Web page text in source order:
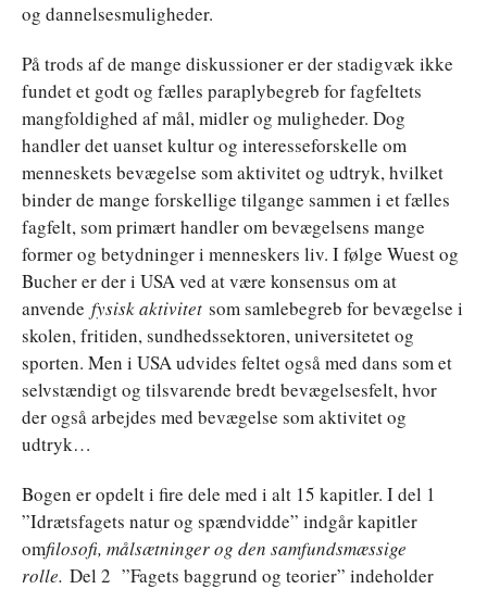
og dannelsesmuligheder.
På trods af de mange diskussioner er der stadigvæk ikke
fundet et godt og fælles paraplybegreb for fagfeltets
mangfoldighed af mål, midler og muligheder. Dog
handler det uanset kultur og interesseforskelle om
menneskets bevægelse som aktivitet og udtryk, hvilket
binder de mange forskellige tilgange sammen i et fælles
fagfelt, som primært handler om bevægelsens mange
former og betydninger i menneskers liv. I følge Wuest og
Bucher er der i USA ved at være konsensus om at
anvende fysisk aktivitet som samlebegreb for bevægelse i
skolen, fritiden, sundhedssektoren, universitetet og
sporten. Men i USA udvides feltet også med dans som et
selvstændigt og tilsvarende bredt bevægelsesfelt, hvor
der også arbejdes med bevægelse som aktivitet og
udtryk…
Bogen er opdelt i fire dele med i alt 15 kapitler. I del 1
”Idrætsfagets natur og spændvidde” indgår kapitler
omfilosofi, målsætninger og den samfundsmæssige
rolle. Del 2 ”Fagets baggrund og teorier” indeholder